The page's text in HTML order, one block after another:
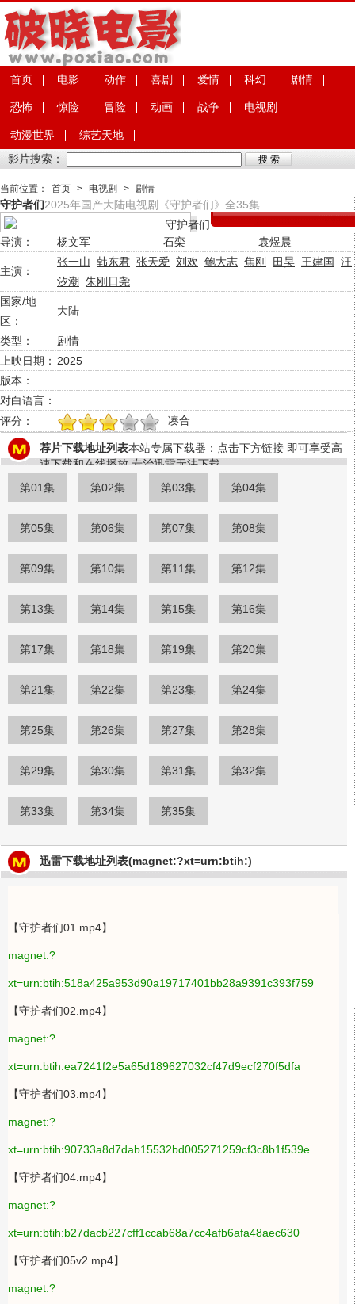
首页 电影 动作 喜剧 爱情 科幻 剧情
恐怖 惊险 冒险 动画 战争 电视剧
动漫世界
综艺天地
影片搜索：
当前位置： 首页 > 电视剧 > 剧情
守护者们2025年国产大陆电视剧《守护者们》全35集
导演： 杨文军 石栾 袁煜晨
主演：
张一山 韩东君 张天爱 刘欢 鲍大志 焦刚 田昊 王建国
汪
汐潮 朱刚日尧
国家/地
区：
大陆
类型：
剧情
上映日期： 2025
版本：
对白语言：
评分：
1 3 4 5 凑合
荐片下载地址列表本站专属下载器：点击下方链接 即可享受高
速下载和在线播放 专治迅雷无法下载
第01集
第02集 第03集 第04集
第05集 第06集 第07集 第08集
第09集 第10集 第11集 第12集
第13集 第14集 第15集 第16集
第17集 第18集 第19集 第20集
第21集 第22集 第23集 第24集
第25集 第26集 第27集 第28集
第29集 第30集 第31集 第32集
第33集 第34集 第35集
迅雷下载地址列表(magnet:?xt=urn:btih:)
【守护者们01.mp4】
magnet:?
xt=urn:btih:518a425a953d90a19717401bb28a9391c393f759
【守护者们02.mp4】
magnet:?
xt=urn:btih:ea7241f2e5a65d189627032cf47d9ecf270f5dfa
【守护者们03.mp4】
magnet:?
xt=urn:btih:90733a8d7dab15532bd005271259cf3c8b1f539e
【守护者们04.mp4】
magnet:?
xt=urn:btih:b27dacb227cff1ccab68a7cc4afb6afa48aec630
【守护者们05v2.mp4】
magnet:?